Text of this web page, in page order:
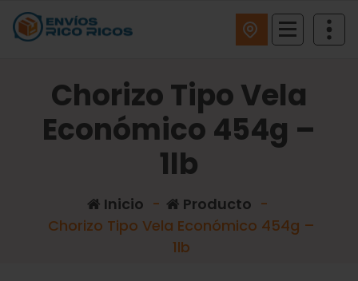
Chorizo Tipo Vela
Económico 454g –
1lb
Inicio - Producto -
Chorizo Tipo Vela Económico 454g –
1lb